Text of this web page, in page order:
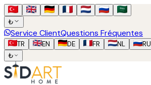
₺
Service ClientQuestions Fréquentes
TR EN DE FR NL RU
₺